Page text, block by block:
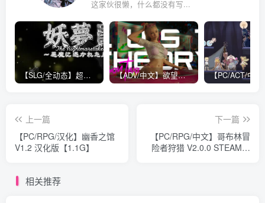
这家伙很懒，什么都没有写...
【SLG/全动态】超级互动：妖梦员~梦魇制造者 V1.5正式版【全CV/13.5G】 【ADV/中文】欲望理论 第二季 Lust Theory S2 V1.0.3 STEAM官方中文版【16.4G】
上一篇
【PC/RPG/汉化】幽香之馆
V1.2 汉化版【1.1G】
下一篇
【PC/RPG/中文】哥布林冒
险者狩猎 V2.0.0 STEAM官
相关推荐